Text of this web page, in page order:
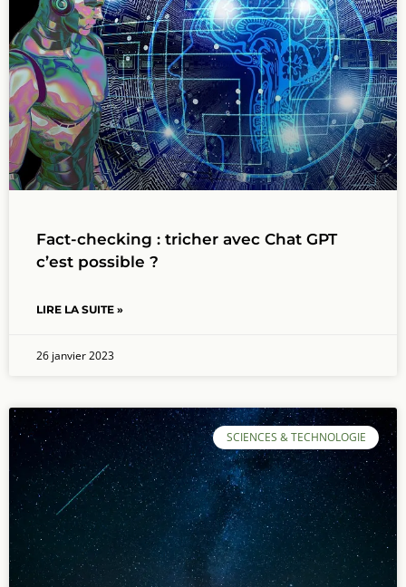
Fact-checking : tricher avec Chat GPT
c’est possible ?
LIRE LA SUITE »
26 janvier 2023
SCIENCES & TECHNOLOGIE